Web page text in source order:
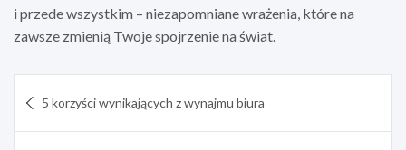
i przede wszystkim – niezapomniane wrażenia, które na
zawsze zmienią Twoje spojrzenie na świat.
wpisu
5 korzyści wynikających z wynajmu biura